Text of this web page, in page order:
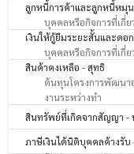
ลูกหนี้การค้าและลูกหนี้หมุ
บุคคลหรือกิจการที่เกี่
เงินให้กู้ยืมระยะสั้นและดอ
บุคคลหรือกิจการที่เกี่
สินค้าคงเหลือ - สุทธิ
ต้นทุนโครงการพัฒนา
งานระหว่างทำ
สินทรัพย์ที่เกิดจากสัญญา -
ภาษีเงินได้นิติบุคคลค้างรับ